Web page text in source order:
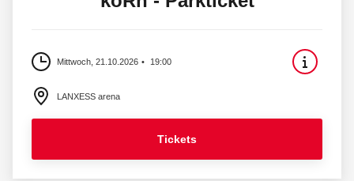
Mittwoch, 21.10.2026 19:00
LANXESS arena
Tickets